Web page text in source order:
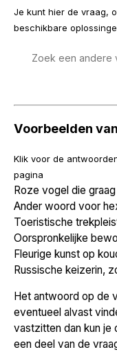
Je kunt hier de vraag,
beschikbare
Voorbeelden
Klik voor de
pagina
Roze vogel die
Ander woord voor
Toeristische
Oorspronkelijke
Fleurige kunst op
Russische keizerin,
Het antwoord op de
eventueel alvast
vastzitten dan kun je
een deel van de